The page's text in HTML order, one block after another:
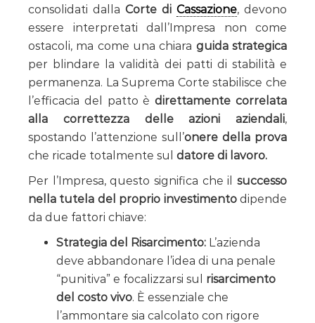
consolidati dalla Corte di Cassazione, devono
essere interpretati dall’Impresa non come
ostacoli, ma come una chiara guida strategica
per blindare la validità dei patti di stabilità e
permanenza. La Suprema Corte stabilisce che
l’efficacia del patto èdirettamente correlata
alla correttezza delle azioni aziendali,
spostando l’attenzione sull’onere della prova
che ricade totalmente sul datore di lavoro.
Per l’Impresa, questo significa che il successo
nella tutela del proprio investimentodipende
da due fattori chiave:
Strategia del Risarcimento: L’azienda
deve abbandonare l’idea di una penale
“punitiva” e focalizzarsi sul risarcimento
del costo vivo. È essenziale che
l’ammontare sia calcolato con rigore